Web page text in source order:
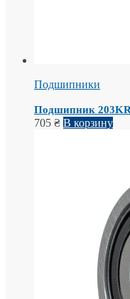
Подшипники
Подшипник
705 ₴ В корзину